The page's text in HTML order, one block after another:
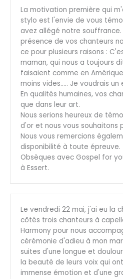
La motivation première qui
stylo est l'envie de vous
avez allégé notre
présence de vos chanteurs
ce pour plusieurs raisons :
maman, qui nous a toujours
faisaient comme en
moins vides….. Je voudrais un
En qualités humaines, vos
que dans leur art.
Nous serions heureux de
d'or et nous vous souhaitons
Nous vous remercions
disponibilité à toute épreuve.
Obsèques avec Gospel for
à Essert.
Le vendredi 22 mai, j'ai eu la
côtés trois chanteurs à
Harmony pour nous
cérémonie d'adieu à mon
suites d'une longue et
la beauté de leurs voix qui
immense émotion et d'une